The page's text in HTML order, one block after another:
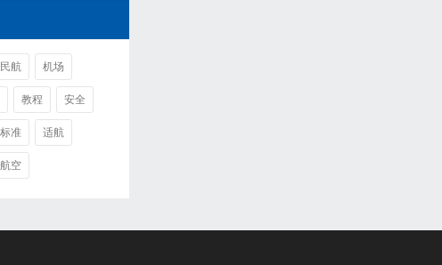
民航 机场
教程 安全
标准 适航
航空